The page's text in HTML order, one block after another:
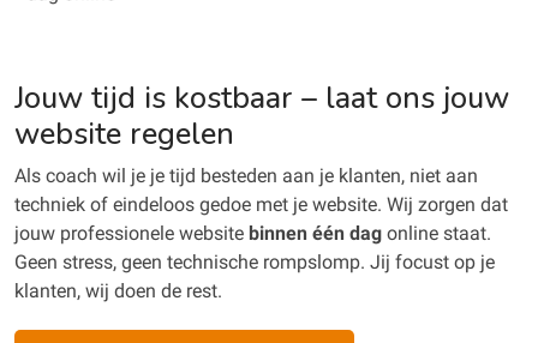
Jouw tijd is kostbaar – laat ons jouw
website regelen
Als coach wil je je tijd besteden aan je klanten, niet aan
techniek of eindeloos gedoe met je website. Wij zorgen dat
jouw professionele website binnen één dag online staat.
Geen stress, geen technische rompslomp. Jij focust op je
klanten, wij doen de rest.